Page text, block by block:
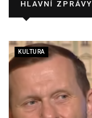
HLAVNÍ ZPRÁVY
KULTURA